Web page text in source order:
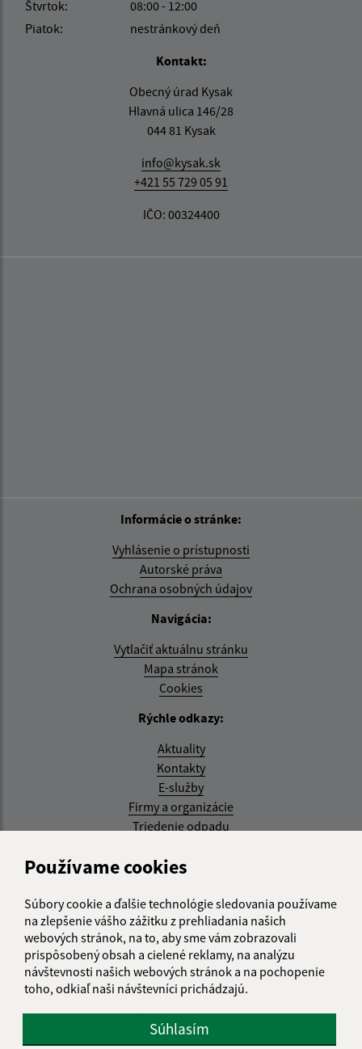
Používame cookies
Súbory cookie a ďalšie technológie sledovania používame
na zlepšenie vášho zážitku z prehliadania našich
webových stránok, na to, aby sme vám zobrazovali
prispôsobený obsah a cielené reklamy, na analýzu
návštevnosti našich webových stránok a na pochopenie
toho, odkiaľ naši návštevníci prichádzajú.
Súhlasím
Štvrtok:
08:00 - 12:00
Piatok:
nestránkový deň
Kontakt:
Obecný úrad Kysak
Hlavná ulica 146/28
044 81 Kysak
info@kysak.sk
+421 55 729 05 91
IČO: 00324400
Informácie o stránke:
Vyhlásenie o prístupnosti
Autorské práva
Ochrana osobných údajov
Navigácia:
Vytlačiť aktuálnu stránku
Mapa stránok
Cookies
Rýchle odkazy:
Aktuality
Kontakty
E-služby
Firmy a organizácie
Triedenie odpadu
Aktualizované:
RSS
Správca obsahu:
Správca obsahu je Obec Kysak.
Vytvorené v súlade sJednotným dizajn manuálom
elektronických služieb.